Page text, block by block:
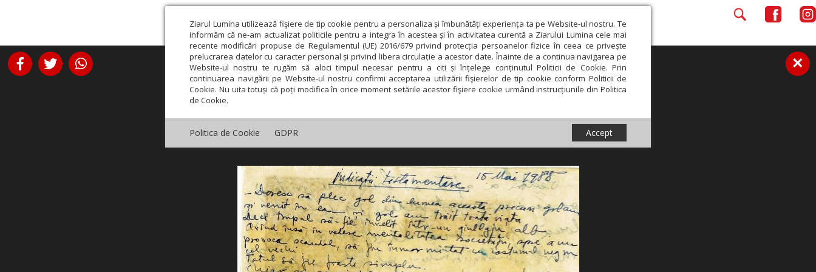
Ziarul Lumina utilizează fişiere de tip cookie pentru a personaliza și îmbunătăți experiența ta pe Website-ul nostru. Te
informăm că ne-am actualizat politicile pentru a integra în acestea și în activitatea curentă a Ziarului Lumina cele mai
recente modificări propuse de Regulamentul (UE) 2016/679 privind protecția persoanelor fizice în ceea ce privește
prelucrarea datelor cu caracter personal și privind libera circulație a acestor date. Înainte de a continua navigarea pe
Website-ul nostru te rugăm să aloci timpul necesar pentru a citi și înțelege conținutul Politicii de Cookie. Prin
continuarea navigării pe Website-ul nostru confirmi acceptarea utilizării fişierelor de tip cookie conform Politicii de
Cookie. Nu uita totuși că poți modifica în orice moment setările acestor fişiere cookie urmând instrucțiunile din Politica
de Cookie.
Politica de Cookie GDPR Accept
×